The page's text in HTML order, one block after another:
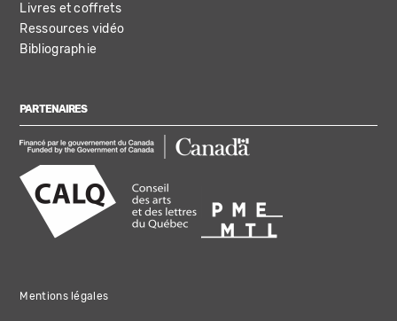
Livres et coffrets
Ressources vidéo
Bibliographie
PARTENAIRES
Mentions légales